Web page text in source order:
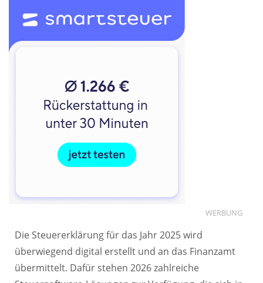
WERBUNG
Die Steuererklärung für das Jahr 2025 wird
überwiegend digital erstellt und an das Finanzamt
übermittelt. Dafür stehen 2026 zahlreiche